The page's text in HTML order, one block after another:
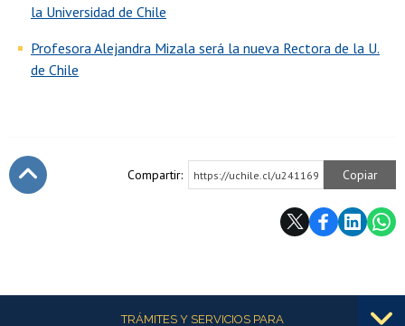
la Universidad de Chile
Profesora Alejandra Mizala será la nueva Rectora de la U.
de Chile
Compartir: https://uchile.cl/u241169 Copiar
Más informaciónTRÁMITES Y SERVICIOS PARA